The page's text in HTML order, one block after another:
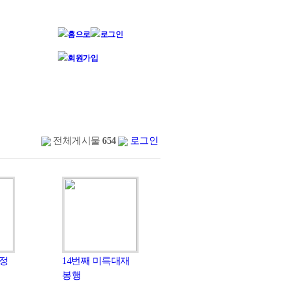
전체게시물 654 로그인
14번째 미륵대재
봉행